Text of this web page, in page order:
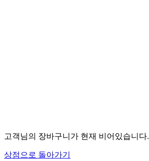
고객님의 장바구니가 현재 비어있습니다.
상점으로 돌아가기